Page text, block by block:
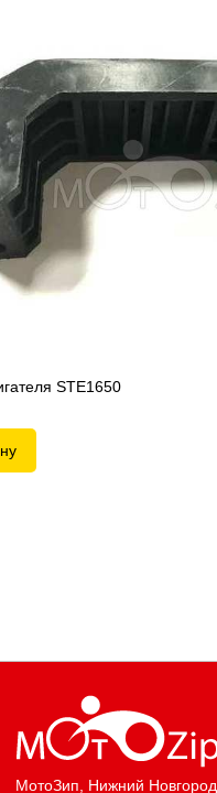
STE1650
МотоЗип , Нижний Новгород